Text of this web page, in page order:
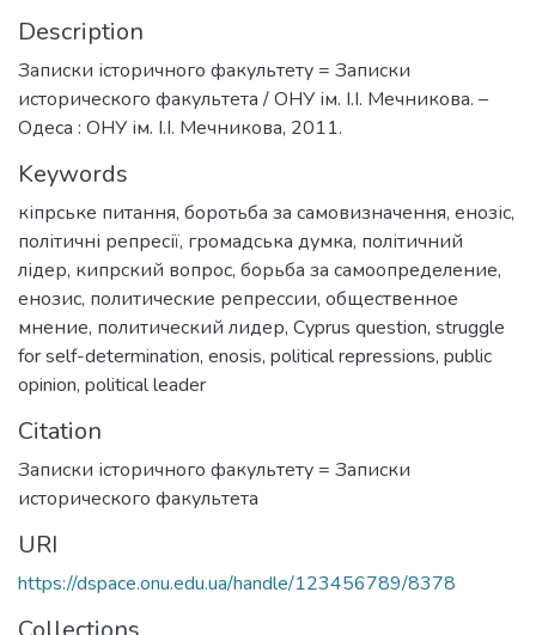
Description
Записки історичного факультету = Записки
исторического факультета / ОНУ ім. І.І. Мечникова. –
Одеса : ОНУ ім. І.І. Мечникова, 2011.
Keywords
кіпрське питання, боротьба за самовизначення, енозіс,
політичні репресії, громадська думка, політичний
лідер, кипрский вопрос, борьба за самоопределение,
енозис, политические репрессии, общественное
мнение, политический лидер, Cyprus question, struggle
for self-determination, enosis, political repressions, public
opinion, political leader
Citation
Записки історичного факультету = Записки
исторического факультета
URI
https://dspace.onu.edu.ua/handle/123456789/8378